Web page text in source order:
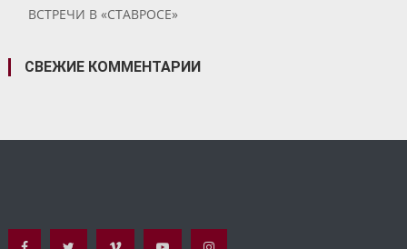
ВСТРЕЧИ В «СТАВРОСЕ»
СВЕЖИЕ КОММЕНТАРИИ